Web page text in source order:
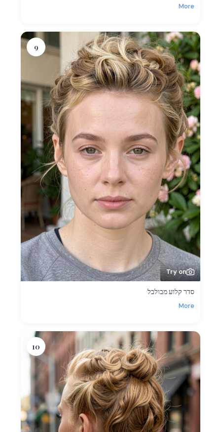
More
9
Try on
סדר קלוע מבולבל
More
10